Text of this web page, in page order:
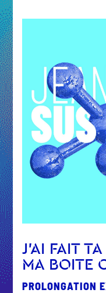
J’AI FAIT
MA BOITE
PROLONGATION